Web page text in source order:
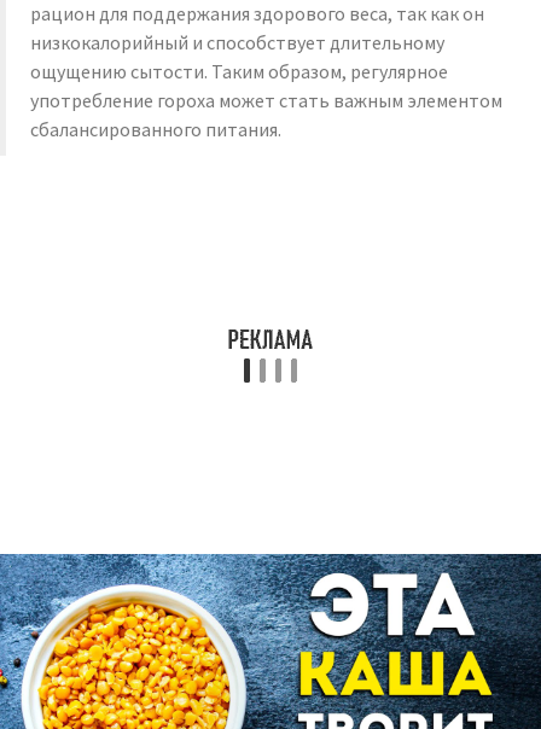
рацион для поддержания здорового веса, так как он
низкокалорийный и способствует длительному
ощущению сытости. Таким образом, регулярное
употребление гороха может стать важным элементом
сбалансированного питания.